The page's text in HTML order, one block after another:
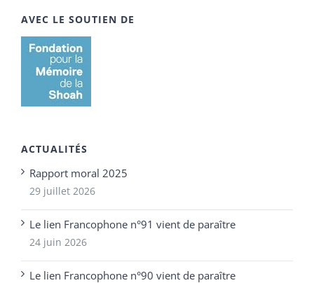
AVEC LE SOUTIEN DE
ACTUALITÉS
Rapport moral 2025
29 juillet 2026
Le lien Francophone n°91 vient de paraître
24 juin 2026
Le lien Francophone n°90 vient de paraître